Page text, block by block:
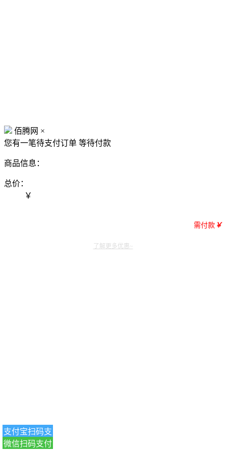
佰腾网 ×
您有一笔待支付订单 等待付款
商品信息：
总价：
￥
需付款 ￥
支付宝扫码支
付
微信扫码支付
了解更多优惠~